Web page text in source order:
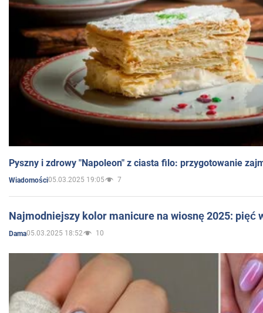
Pyszny i zdrowy "Napoleon" z ciasta filo: przygotowanie
Wiadomości05.03.2025 19:05 7
Najmodniejszy kolor manicure na wiosnę 2025: pięć
Dama05.03.2025 18:52 10